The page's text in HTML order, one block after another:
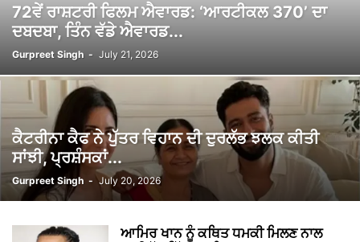
72ਵੇਂ ਰਾਸ਼ਟਰੀ ਫਿਲਮ ਐਵਾਰਡ: ‘ਆਰਟੀਕਲ 370’ ਦਾ
ਦਬਦਬਾ, ਤਿੰਨ ਵੱਡੇ ਐਵਾਰਡ...
Gurpreet Singh - July 21, 2026
ਕੈਟਰੀਨਾ ਕੈਫ ਨੇ ਪੁੱਤਰ ਵਿਹਾਨ ਦੀ ਦੁਰਲੱਭ ਝਲਕ ਕੀਤੀ
ਸਾਂਝੀ, ਪ੍ਰਸ਼ੰਸਕਾਂ...
Gurpreet Singh - July 20, 2026
ਆਮਿਰ ਖਾਨ ਨੂੰ ਕਥਿਤ ਧਮਕੀ ਮਿਲਣ ਨਾਲ